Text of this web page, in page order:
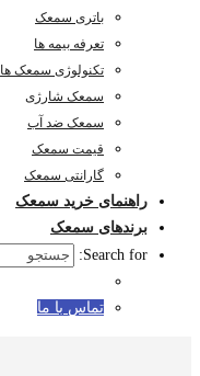
باتری سمعک
تعرفه بیمه ها
تکنولوژی سمعک ها
سمعک شارژی
سمعک ضد آب
قیمت سمعک
گارانتی سمعک
راهنمای خرید سمعک
برندهای سمعک
Search for:
تماس با ما